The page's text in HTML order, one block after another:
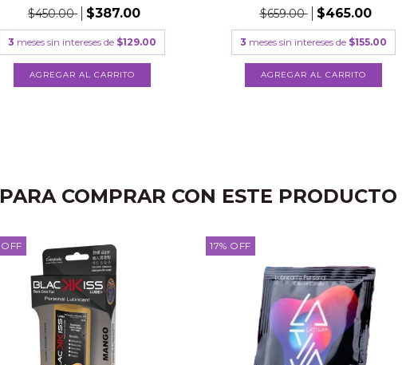
$450.00 $387.00
3 meses sin intereses de $129.00
$659.00 $465.00
3 meses sin intereses de $155.00
PARA COMPRAR CON ESTE PRODUCTO
OFF 17% OFF